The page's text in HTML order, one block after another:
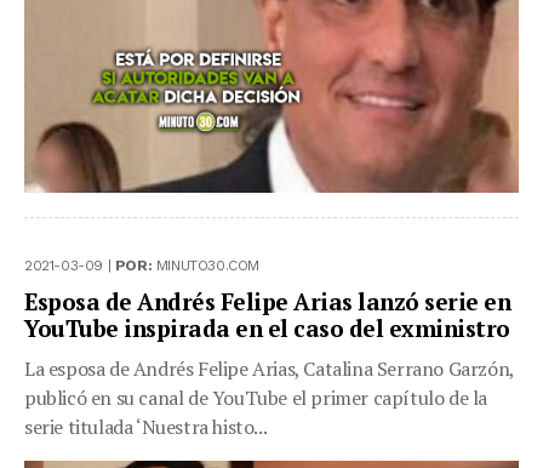
2021-03-09 | POR: MINUTO30.COM
Esposa de Andrés Felipe Arias lanzó serie en
YouTube inspirada en el caso del exministro
La esposa de Andrés Felipe Arias, Catalina Serrano Garzón,
publicó en su canal de YouTube el primer capítulo de la
serie titulada ‘Nuestra histo...